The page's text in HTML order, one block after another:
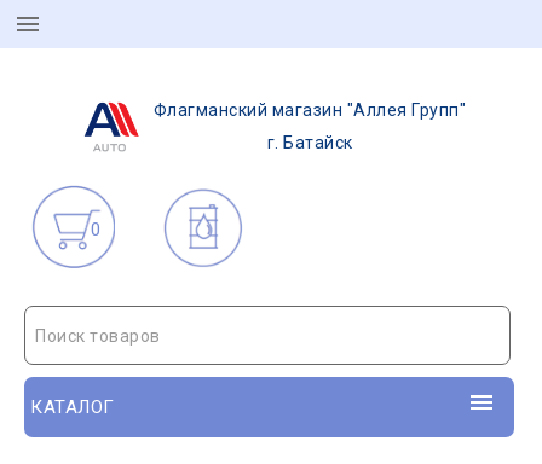
Флагманский магазин "Аллея Групп"
г. Батайск
0
Поиск товаров
КАТАЛОГ